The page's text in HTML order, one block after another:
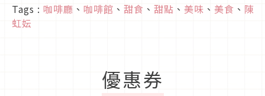
Tags : 咖啡廳 、 咖啡館 、 甜食 、 甜點 、 美味 、 美食 、 陳
虹妘
優惠券